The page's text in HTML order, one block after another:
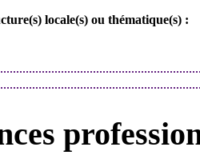
locale(s) ou thématique(s) :